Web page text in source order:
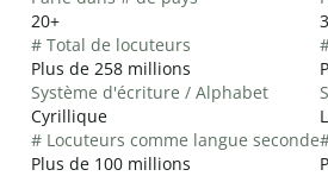
20+
# Total de locuteurs
Plus de 258 millions
Système d'écriture / Alphabet
Cyrillique
# Locuteurs comme langue seconde
Plus de 100 millions